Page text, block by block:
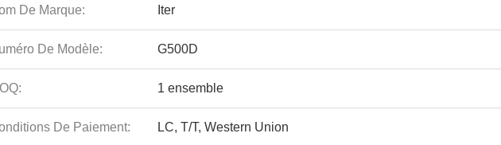
De Marque: Iter
De Modèle: G500D
1 ensemble
De Paiement: LC, T/T, Western Union